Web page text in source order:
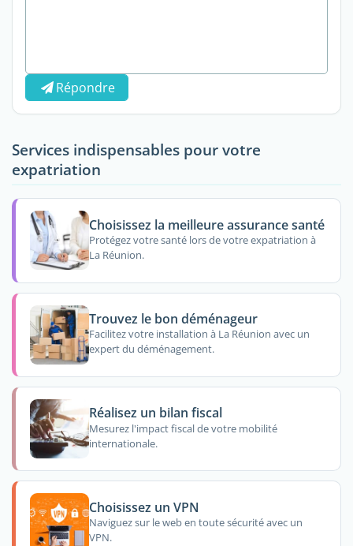
Répondre
Services indispensables pour votre
expatriation
Choisissez la meilleure assurance santé
Protégez votre santé lors de votre expatriation à
La Réunion.
Trouvez le bon déménageur
Facilitez votre installation à La Réunion avec un
expert du déménagement.
Réalisez un bilan fiscal
Mesurez l'impact fiscal de votre mobilité
internationale.
Choisissez un VPN
Naviguez sur le web en toute sécurité avec un
VPN.